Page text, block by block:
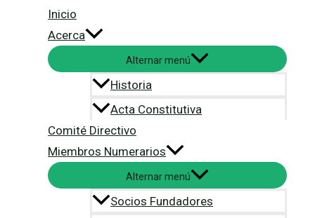
Inicio
Acerca
Alternar menú
Historia
Acta Constitutiva
Comité Directivo
Miembros Numerarios
Alternar menú
Socios Fundadores